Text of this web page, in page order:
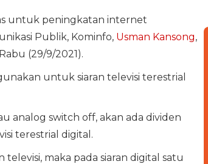
untuk peningkatan internet
Publik, Kominfo, Usman Kansong,
(29/9/2021).
untuk siaran televisi terestrial
analog switch off, akan ada dividen
terestrial digital.
maka pada siaran digital satu